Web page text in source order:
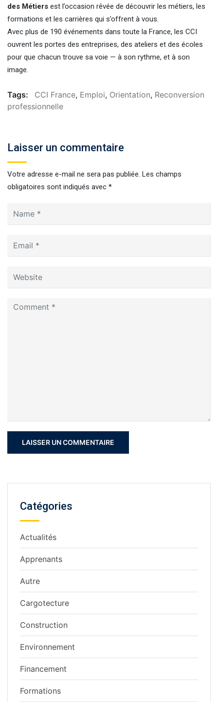
des Métiers est l’occasion rêvée de découvrir les métiers, les
formations et les carrières qui s’offrent à vous.
Avec plus de 190 événements dans toute la France, les CCI
ouvrent les portes des entreprises, des ateliers et des écoles
pour que chacun trouve sa voie — à son rythme, et à son
image.
Tags: CCI France, Emploi, Orientation, Reconversion
professionnelle
Laisser un commentaire
Votre adresse e-mail ne sera pas publiée. Les champs
obligatoires sont indiqués avec *
Catégories
Actualités
Apprenants
Autre
Cargotecture
Construction
Environnement
Financement
Formations